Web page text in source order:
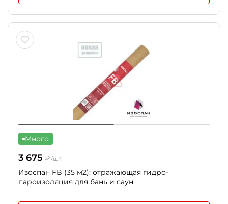
Много
3 675 ₽/шт
Изоспан FB (35 м2): отражающая гидро-
пароизоляция для бань и саун